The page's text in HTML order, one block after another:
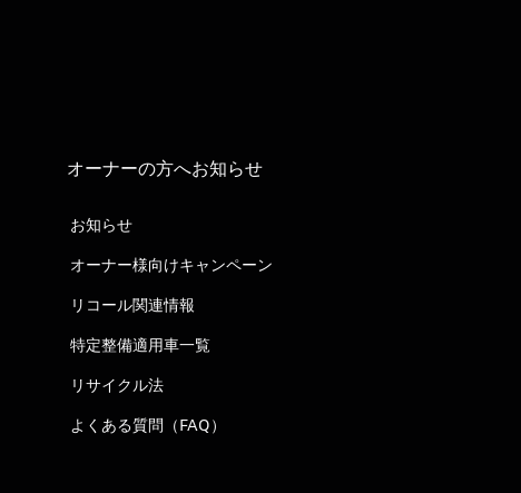
オーナーの方へお知らせ
お知らせ
オーナー様向けキャンペーン
リコール関連情報
特定整備適用車一覧
リサイクル法
よくある質問（FAQ）